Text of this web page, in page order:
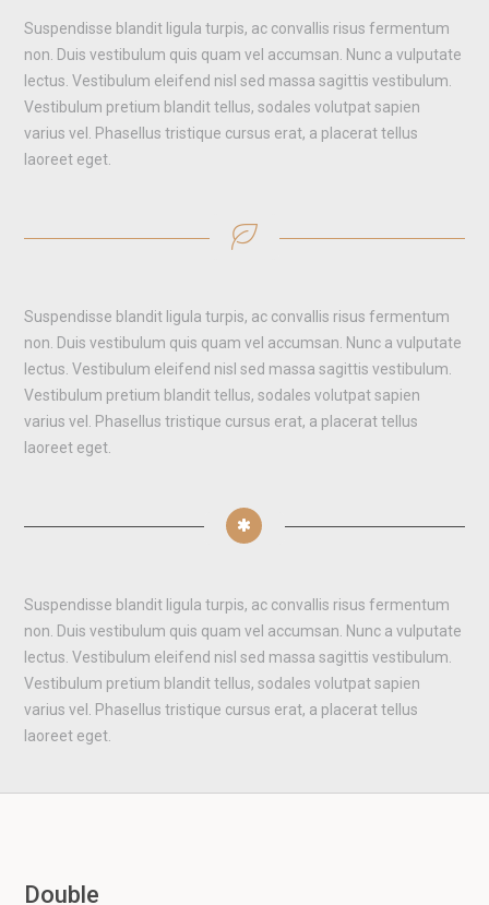
Suspendisse blandit ligula turpis, ac convallis risus fermentum
non. Duis vestibulum quis quam vel accumsan. Nunc a vulputate
lectus. Vestibulum eleifend nisl sed massa sagittis vestibulum.
Vestibulum pretium blandit tellus, sodales volutpat sapien
varius vel. Phasellus tristique cursus erat, a placerat tellus
laoreet eget.
Suspendisse blandit ligula turpis, ac convallis risus fermentum
non. Duis vestibulum quis quam vel accumsan. Nunc a vulputate
lectus. Vestibulum eleifend nisl sed massa sagittis vestibulum.
Vestibulum pretium blandit tellus, sodales volutpat sapien
varius vel. Phasellus tristique cursus erat, a placerat tellus
laoreet eget.
Suspendisse blandit ligula turpis, ac convallis risus fermentum
non. Duis vestibulum quis quam vel accumsan. Nunc a vulputate
lectus. Vestibulum eleifend nisl sed massa sagittis vestibulum.
Vestibulum pretium blandit tellus, sodales volutpat sapien
varius vel. Phasellus tristique cursus erat, a placerat tellus
laoreet eget.
Double